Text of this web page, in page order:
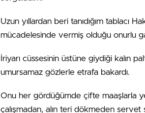
Uzun yıllardan beri tanıdığım tablacı
mücadelesinde vermiş olduğu onurlu
İriyarı cüssesinin üstüne giydiği kalın
umursamaz gözlerle etrafa bakardı.
Onu her gördüğümde çifte maaşlarla
çalışmadan, alın teri dökmeden